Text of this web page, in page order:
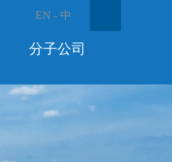
EN - 中
分子公司